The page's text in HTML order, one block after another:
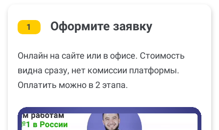
1 Оформите заявку
Онлайн на сайте или в офисе. Стоимость
видна сразу, нет комиссии платформы.
Оплатить можно в 2 этапа.